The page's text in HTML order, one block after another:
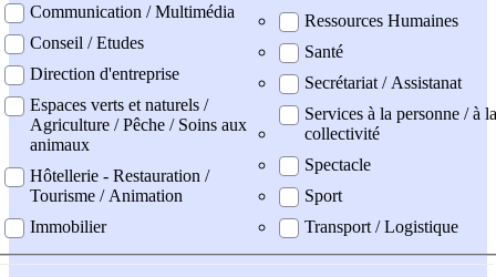
Communication / Multimédia
Conseil / Etudes
Direction d'entreprise
Espaces verts et naturels /
Agriculture / Pêche / Soins aux
animaux
Hôtellerie - Restauration /
Tourisme / Animation
Immobilier
Ressources Humaines
Santé
Secrétariat / Assistanat
Services à la personne / à la
collectivité
Spectacle
Sport
Transport / Logistique